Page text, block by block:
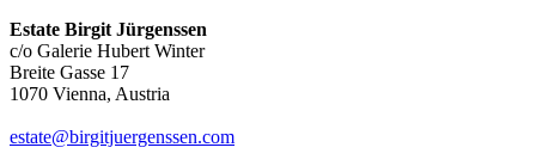
Estate Birgit Jürgenssen
c/o Galerie Hubert Winter
Breite Gasse 17
1070 Vienna, Austria
estate@birgitjuergenssen.com